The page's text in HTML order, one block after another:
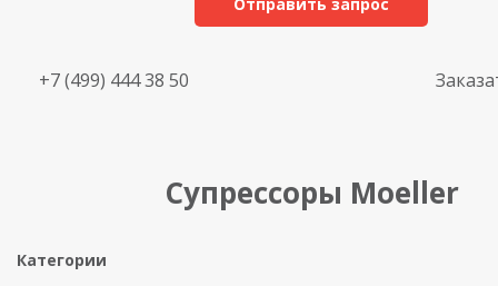
+7 (499) 444 38 50
Супрессоры Moeller
Категории